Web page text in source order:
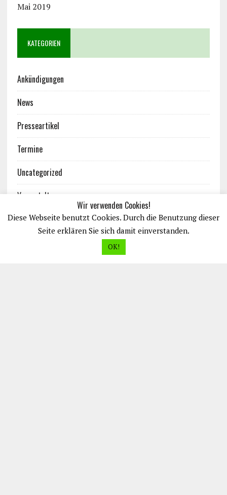
Mai 2019
KATEGORIEN
Ankündigungen
News
Presseartikel
Termine
Uncategorized
Veranstaltungen
Wir verwenden Cookies!
Diese Webseite benutzt Cookies. Durch die Benutzung dieser
Seite erklären Sie sich damit einverstanden.
OK!